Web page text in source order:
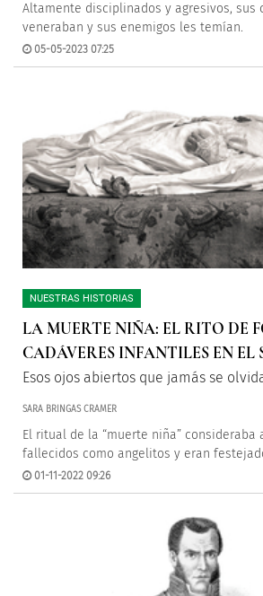
Altamente disciplinados y agresivos, sus
veneraban y sus enemigos les temían.
05-05-2023 07:25
NUESTRAS HISTORIAS
LA MUERTE NIÑA: EL RITO DE
CADÁVERES INFANTILES EN EL
Esos ojos abiertos que jamás se
SARA BRINGAS CRAMER
El ritual de la “muerte niña” consideraba
fallecidos como angelitos y eran
01-11-2022 09:26